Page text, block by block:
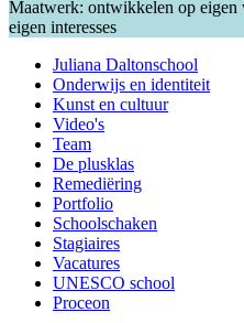
Maatwerk: ontwikkelen op eigen
eigen interesses
Juliana Daltonschool
Onderwijs en identiteit
Kunst en cultuur
Video's
Team
De plusklas
Remediëring
Portfolio
Schoolschaken
Stagiaires
Vacatures
UNESCO school
Proceon